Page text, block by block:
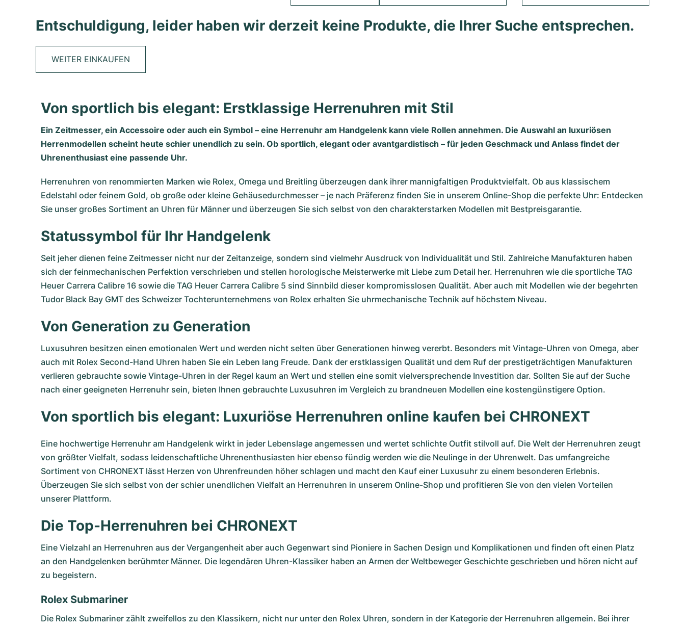
Entschuldigung, leider haben wir derzeit keine Produkte, die Ihrer Suche entsprechen.
WEITER EINKAUFEN
Von sportlich bis elegant: Erstklassige Herrenuhren mit Stil
Ein Zeitmesser, ein Accessoire oder auch ein Symbol – eine Herrenuhr am Handgelenk kann viele Rollen annehmen. Die Auswahl an luxuriösen
Herrenmodellen scheint heute schier unendlich zu sein. Ob sportlich, elegant oder avantgardistisch – für jeden Geschmack und Anlass findet der
Uhrenenthusiast eine passende Uhr.
Herrenuhren von renommierten Marken wie Rolex, Omega und Breitling überzeugen dank ihrer mannigfaltigen Produktvielfalt. Ob aus klassischem
Edelstahl oder feinem Gold, ob große oder kleine Gehäusedurchmesser – je nach Präferenz finden Sie in unserem Online-Shop die perfekte Uhr: Entdecken
Sie unser großes Sortiment an Uhren für Männer und überzeugen Sie sich selbst von den charakterstarken Modellen mit Bestpreisgarantie.
Statussymbol für Ihr Handgelenk
Seit jeher dienen feine Zeitmesser nicht nur der Zeitanzeige, sondern sind vielmehr Ausdruck von Individualität und Stil. Zahlreiche Manufakturen haben
sich der feinmechanischen Perfektion verschrieben und stellen horologische Meisterwerke mit Liebe zum Detail her. Herrenuhren wie die sportliche TAG
Heuer Carrera Calibre 16 sowie die TAG Heuer Carrera Calibre 5 sind Sinnbild dieser kompromisslosen Qualität. Aber auch mit Modellen wie der begehrten
Tudor Black Bay GMT des Schweizer Tochterunternehmens von Rolex erhalten Sie uhrmechanische Technik auf höchstem Niveau.
Von Generation zu Generation
Luxusuhren besitzen einen emotionalen Wert und werden nicht selten über Generationen hinweg vererbt. Besonders mit Vintage-Uhren von Omega, aber
auch mit Rolex Second-Hand Uhren haben Sie ein Leben lang Freude. Dank der erstklassigen Qualität und dem Ruf der prestigeträchtigen Manufakturen
verlieren gebrauchte sowie Vintage-Uhren in der Regel kaum an Wert und stellen eine somit vielversprechende Investition dar. Sollten Sie auf der Suche
nach einer geeigneten Herrenuhr sein, bieten Ihnen gebrauchte Luxusuhren im Vergleich zu brandneuen Modellen eine kostengünstigere Option.
Von sportlich bis elegant: Luxuriöse Herrenuhren online kaufen bei CHRONEXT
Eine hochwertige Herrenuhr am Handgelenk wirkt in jeder Lebenslage angemessen und wertet schlichte Outfit stilvoll auf. Die Welt der Herrenuhren zeugt
von größter Vielfalt, sodass leidenschaftliche Uhrenenthusiasten hier ebenso fündig werden wie die Neulinge in der Uhrenwelt. Das umfangreiche
Sortiment von CHRONEXT lässt Herzen von Uhrenfreunden höher schlagen und macht den Kauf einer Luxusuhr zu einem besonderen Erlebnis.
Überzeugen Sie sich selbst von der schier unendlichen Vielfalt an Herrenuhren in unserem Online-Shop und profitieren Sie von den vielen Vorteilen
unserer Plattform.
Die Top-Herrenuhren bei CHRONEXT
Eine Vielzahl an Herrenuhren aus der Vergangenheit aber auch Gegenwart sind Pioniere in Sachen Design und Komplikationen und finden oft einen Platz
an den Handgelenken berühmter Männer. Die legendären Uhren-Klassiker haben an Armen der Weltbeweger Geschichte geschrieben und hören nicht auf
zu begeistern.
Rolex Submariner
Die Rolex Submariner zählt zweifellos zu den Klassikern, nicht nur unter den Rolex Uhren, sondern in der Kategorie der Herrenuhren allgemein. Bei ihrer